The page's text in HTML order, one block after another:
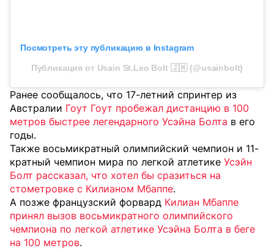
Посмотреть эту публикацию в Instagram
Публикация от Usain St.Leo Bolt 🇯🇲 (@usainbolt)
Ранее сообщалось, что 17-летний спринтер из
Австралии Гоут Гоут пробежал дистанцию в 100
метров быстрее легендарного Усэйна Болта в его
годы.
Также восьмикратный олимпийский чемпион и 11-
кратный чемпион мира по легкой атлетике Усэйн
Болт рассказал, что хотел бы сразиться на
стометровке с Килианом Мбаппе.
А позже французский форвард Килиан Мбаппе
принял вызов восьмикратного олимпийского
чемпиона по легкой атлетике Усэйна Болта в беге
на 100 метров.